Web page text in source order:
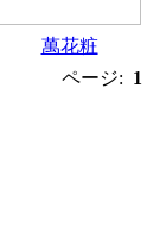
萬花粧
ページ: 1